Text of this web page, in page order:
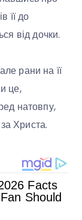
її до
від дочки.
рани на її
це,
натовпу,
Христа.